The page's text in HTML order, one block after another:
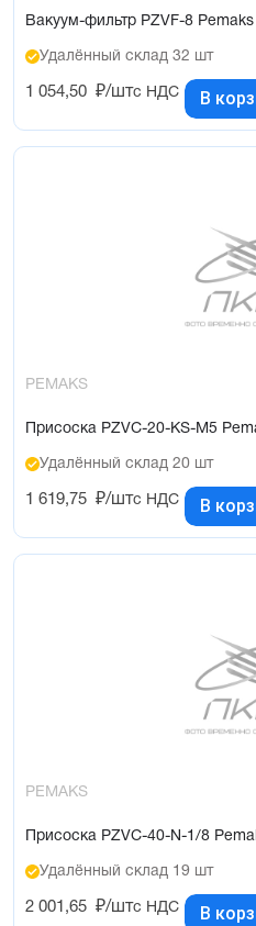
Вакуум-фильтр PZVF-8 Pemaks
Удалённый склад 32 шт
1 054,50 ₽/штс НДС В
PEMAKS
Присоска PZVC-20-KS-M5
Удалённый склад 20 шт
1 619,75 ₽/штс НДС В
PEMAKS
Присоска PZVC-40-N-1/8
Удалённый склад 19 шт
2 001,65 ₽/штс НДС В